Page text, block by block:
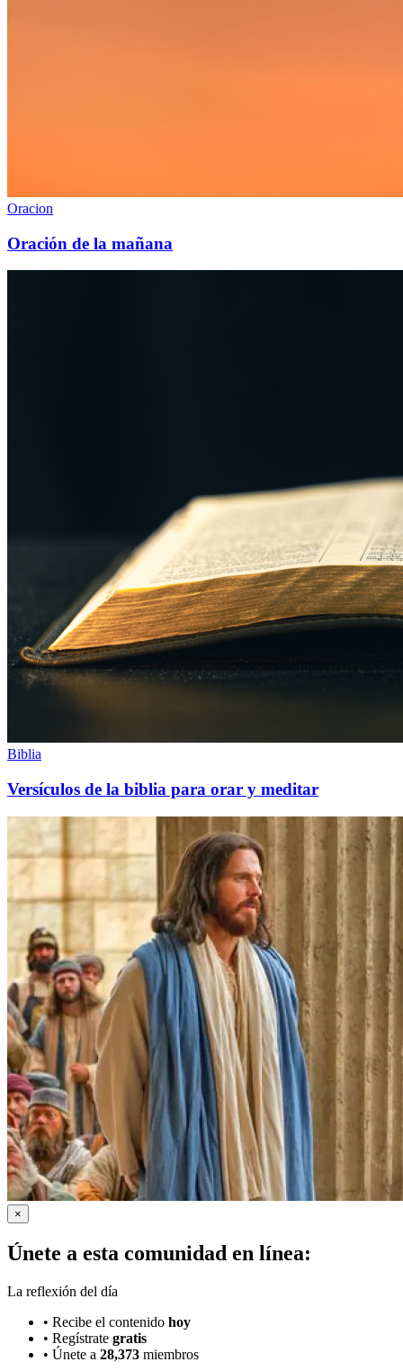
Oracion
Oración de la mañana
Biblia
Versículos de la biblia para orar y meditar
×
Únete a esta comunidad en línea:
La reflexión del día
• Recibe el contenido hoy
• Regístrate gratis
• Únete a 28,373 miembros